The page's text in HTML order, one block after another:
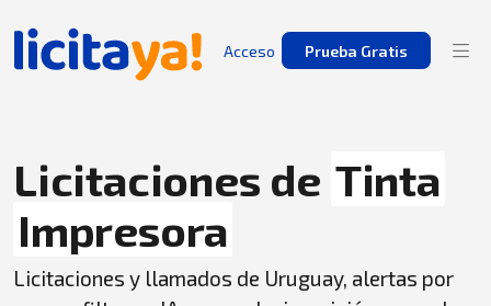
Acceso Prueba Gratis
Licitaciones de Tinta
Impresora
Licitaciones y llamados de Uruguay, alertas por